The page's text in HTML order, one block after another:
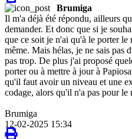
Brumiga
Il m'a déjà été répondu, ailleurs
demander. Et donc que si je
que ce soit je n'ai qu'à le porter
même. Mais hélas, je ne sais pas
pas trop. De plus j'ai proposé
porter ou à mettre à jour à
qu'il faut avoir un niveau et une
codage, alors qu'il n'a pas pour le
Brumiga
12-02-2025 15:34